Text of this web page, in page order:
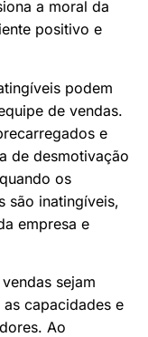
a moral da
positivo e
podem
de vendas.
e
de desmotivação
os
são inatingíveis,
empresa e
sejam
capacidades e
Ao